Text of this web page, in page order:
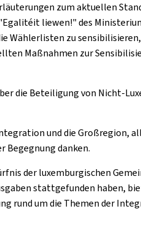
zum aktuellen
liewen!" des
zu
Maßnahmen zur
die Beteiligung von Nicht-
und die
Begegnung danken.
der luxemburgischen
stattgefunden haben,
um die Themen der